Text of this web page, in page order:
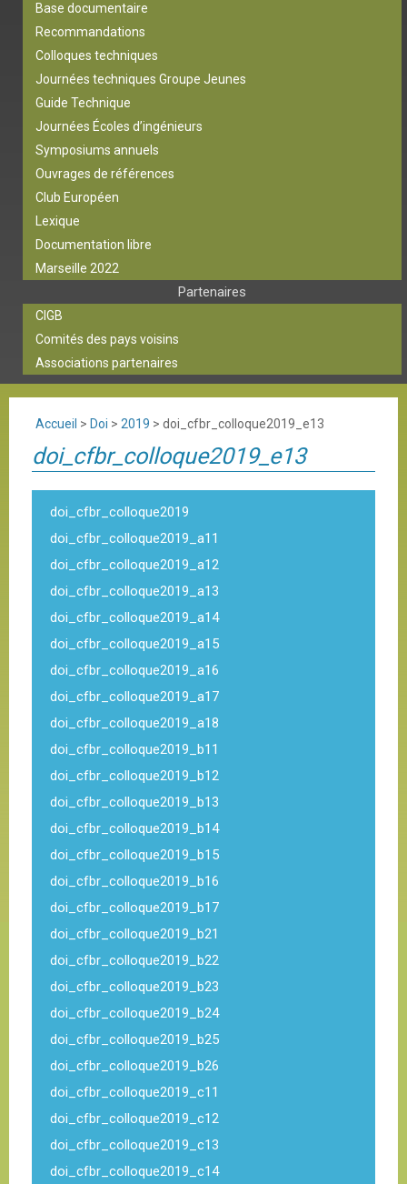
Base documentaire
Recommandations
Colloques techniques
Journées techniques Groupe Jeunes
Guide Technique
Journées Écoles d’ingénieurs
Symposiums annuels
Ouvrages de références
Club Européen
Lexique
Documentation libre
Marseille 2022
Partenaires
CIGB
Comités des pays voisins
Associations partenaires
Accueil > Doi > 2019 > doi_cfbr_colloque2019_e13
doi_cfbr_colloque2019_e13
doi_cfbr_colloque2019
doi_cfbr_colloque2019_a11
doi_cfbr_colloque2019_a12
doi_cfbr_colloque2019_a13
doi_cfbr_colloque2019_a14
doi_cfbr_colloque2019_a15
doi_cfbr_colloque2019_a16
doi_cfbr_colloque2019_a17
doi_cfbr_colloque2019_a18
doi_cfbr_colloque2019_b11
doi_cfbr_colloque2019_b12
doi_cfbr_colloque2019_b13
doi_cfbr_colloque2019_b14
doi_cfbr_colloque2019_b15
doi_cfbr_colloque2019_b16
doi_cfbr_colloque2019_b17
doi_cfbr_colloque2019_b21
doi_cfbr_colloque2019_b22
doi_cfbr_colloque2019_b23
doi_cfbr_colloque2019_b24
doi_cfbr_colloque2019_b25
doi_cfbr_colloque2019_b26
doi_cfbr_colloque2019_c11
doi_cfbr_colloque2019_c12
doi_cfbr_colloque2019_c13
doi_cfbr_colloque2019_c14